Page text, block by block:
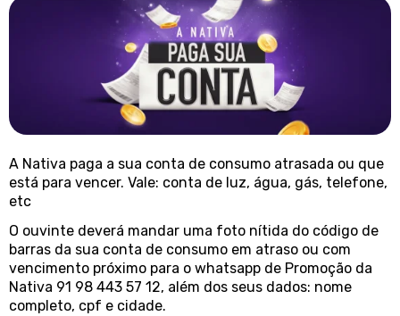
A Nativa paga a sua conta de consumo atrasada ou que
está para vencer. Vale: conta de luz, água, gás, telefone,
etc
O ouvinte deverá mandar uma foto nítida do código de
barras da sua conta de consumo em atraso ou com
vencimento próximo para o whatsapp d e Promoção da
Nativa 91 98 443 57 12, além dos seus dados: nome
completo, cpf e cidade.